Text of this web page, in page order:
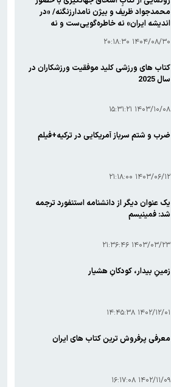
محمدجواد ظریف و بیژن نامدارزنگنه/ «در
اندیشه ایران» نه خاطره‌گویی‌ست و نه
۱۴۰۴/۰۸/۳۰ ۲۰:۱۸:۳۰
کتاب های ورزشی کلید موفقیت ورزشکاران در
سال 2025
۱۴۰۳/۱۰/۰۸ ۱۵:۳۱:۲۱
ضرب و شتم سرباز آمریکایی در ترکیه+فیلم
۱۴۰۳/۰۶/۱۲ ۲۱:۱۸:۰۰
یک عنوان دیگر از دانشنامه استنفورد ترجمه
شد: فمینیسم
۱۴۰۳/۰۳/۲۳ ۲۱:۳۶:۴۶
زمینِ بیدار، کودکانِ هشیار
۱۴۰۲/۱۲/۰۱ ۱۴:۴۵:۳۸
معرفی پرفروش ترین کتاب های ایران
۱۴۰۲/۱۱/۰۹ ۱۶:۱۷:۰۸